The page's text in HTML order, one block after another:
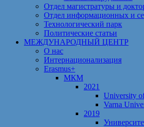
Отдел магистратуры и
Отдел информационных и
Технологический парк
Политические статьи
МЕЖДУНАРОДНЫЙ ЦЕНТР
О нас
Интернационализация
Erasmus+
МКМ
2021
University
Varna
2019